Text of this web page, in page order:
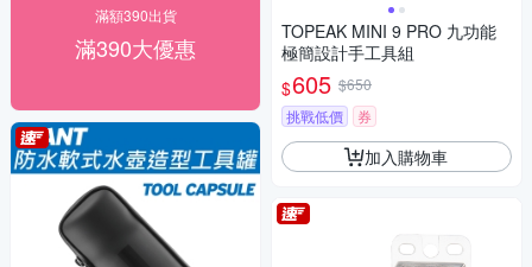
滿額390出貨
滿390大優惠
TOPEAK MINI 9 PRO 九功能
極簡設計手工具組
$605 $650
挑戰低價
券
加入購物車